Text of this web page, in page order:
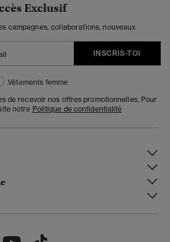
Exclusif
campagnes, collaborations, nouveaux
INSCRIS-TOI
Vêtements femme
de recevoir nos offres promotionnelles. Pour
notre Politique de confidentialité